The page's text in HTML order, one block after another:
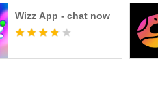
Wizz App - chat now